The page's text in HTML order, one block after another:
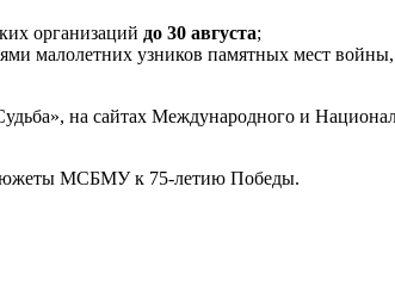
организаций до 30 августа;
малолетних узников памятных мест войны,
на сайтах Международного и
МСБМУ к 75-летию Победы.